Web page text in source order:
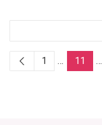
1 … 11 …